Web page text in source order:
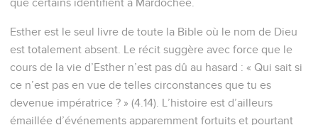
déportés avec Jeconia, roi de Juda, par Nebucadnetsar, roi
de Babylone.
Il élevait Hadassa, qui est Esther, fille de son oncle ; car elle
n'avait ni père ni mère. La jeune fille était belle de taille et
belle de figure. A la mort de son père et de sa mère,
Mardochée l'avait adoptée pour fille.
8 Lorsqu'on eut publié l'ordre du roi et son édit, et qu'un